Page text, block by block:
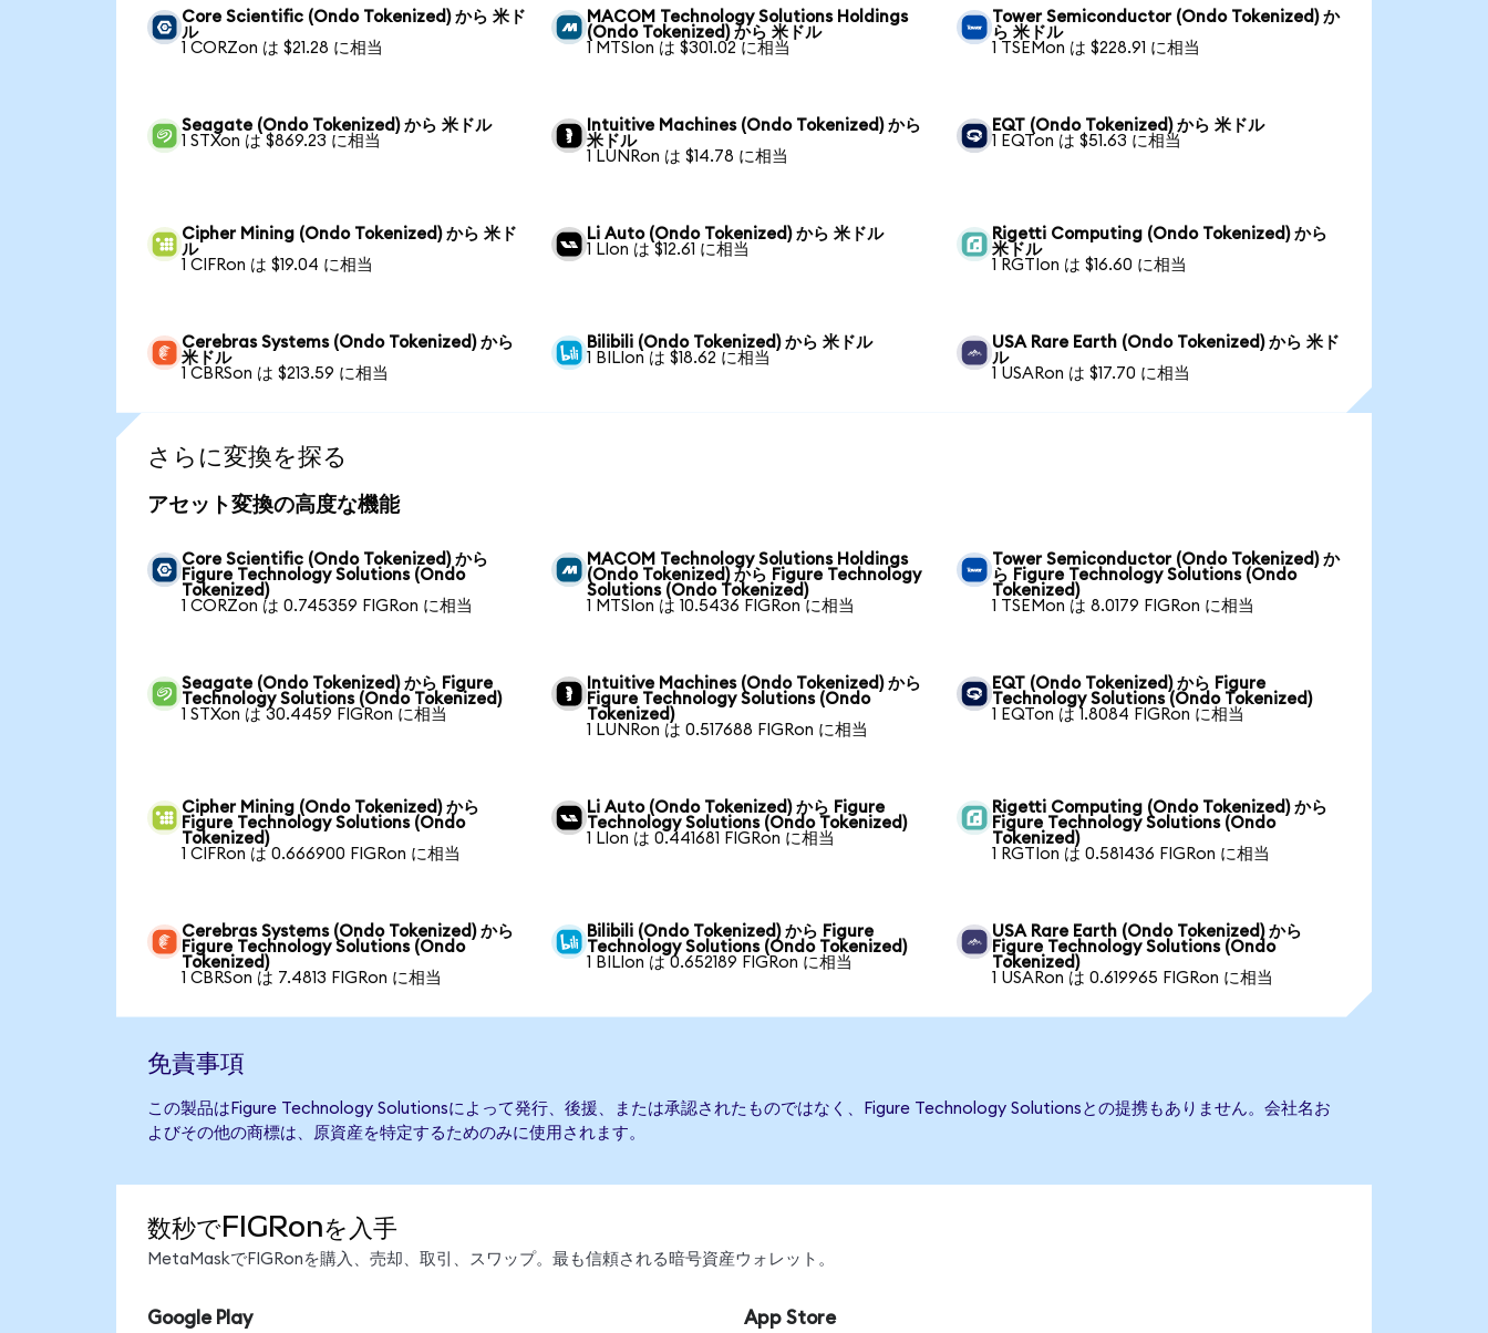
Core Scientific (Ondo Tokenized) から 米ド
ル
1 CORZon は $21.28 に相当
MACOM Technology Solutions Holdings
(Ondo Tokenized) から 米ドル
1 MTSIon は $301.02 に相当
Tower Semiconductor (Ondo Tokenized) か
ら 米ドル
1 TSEMon は $228.91 に相当
Seagate (Ondo Tokenized) から 米ドル
1 STXon は $869.23 に相当
Intuitive Machines (Ondo Tokenized) から
米ドル
1 LUNRon は $14.78 に相当
EQT (Ondo Tokenized) から 米ドル
1 EQTon は $51.63 に相当
Cipher Mining (Ondo Tokenized) から 米ド
ル
1 CIFRon は $19.04 に相当
Li Auto (Ondo Tokenized) から 米ドル
1 LIon は $12.61 に相当
Rigetti Computing (Ondo Tokenized) から
米ドル
1 RGTIon は $16.60 に相当
Cerebras Systems (Ondo Tokenized) から
米ドル
1 CBRSon は $213.59 に相当
Bilibili (Ondo Tokenized) から 米ドル
1 BILIon は $18.62 に相当
USA Rare Earth (Ondo Tokenized) から 米ド
ル
1 USARon は $17.70 に相当
さらに変換を探る
アセット変換の高度な機能
Core Scientific (Ondo Tokenized) から
Figure Technology Solutions (Ondo
Tokenized)
1 CORZon は 0.745359 FIGRon に相当
MACOM Technology Solutions Holdings
(Ondo Tokenized) から Figure Technology
Solutions (Ondo Tokenized)
1 MTSIon は 10.5436 FIGRon に相当
Tower Semiconductor (Ondo Tokenized) か
ら Figure Technology Solutions (Ondo
Tokenized)
1 TSEMon は 8.0179 FIGRon に相当
Seagate (Ondo Tokenized) から Figure
Technology Solutions (Ondo Tokenized)
1 STXon は 30.4459 FIGRon に相当
Intuitive Machines (Ondo Tokenized) から
Figure Technology Solutions (Ondo
Tokenized)
1 LUNRon は 0.517688 FIGRon に相当
EQT (Ondo Tokenized) から Figure
Technology Solutions (Ondo Tokenized)
1 EQTon は 1.8084 FIGRon に相当
Cipher Mining (Ondo Tokenized) から
Figure Technology Solutions (Ondo
Tokenized)
1 CIFRon は 0.666900 FIGRon に相当
Li Auto (Ondo Tokenized) から Figure
Technology Solutions (Ondo Tokenized)
1 LIon は 0.441681 FIGRon に相当
Rigetti Computing (Ondo Tokenized) から
Figure Technology Solutions (Ondo
Tokenized)
1 RGTIon は 0.581436 FIGRon に相当
Cerebras Systems (Ondo Tokenized) から
Figure Technology Solutions (Ondo
Tokenized)
1 CBRSon は 7.4813 FIGRon に相当
Bilibili (Ondo Tokenized) から Figure
Technology Solutions (Ondo Tokenized)
1 BILIon は 0.652189 FIGRon に相当
USA Rare Earth (Ondo Tokenized) から
Figure Technology Solutions (Ondo
Tokenized)
1 USARon は 0.619965 FIGRon に相当
免責事項
この製品はFigure Technology Solutionsによって発行、後援、または承認されたものではなく、Figure Technology Solutionsとの提携もありません。会社名お
よびその他の商標は、原資産を特定するためのみに使用されます。
数秒でFIGRonを入手
MetaMaskでFIGRonを購入、売却、取引、スワップ。最も信頼される暗号資産ウォレット。
Google Play App Store